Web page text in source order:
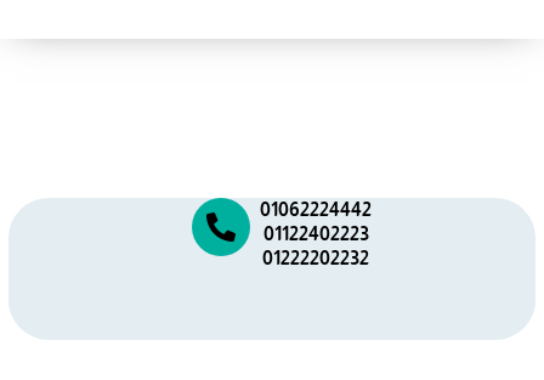
01062224442
01122402223
01222202232